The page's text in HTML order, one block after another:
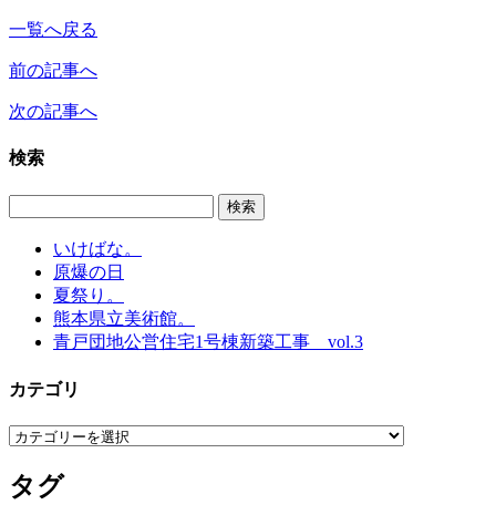
一覧へ戻る
前の記事へ
次の記事へ
検索
いけばな。
原爆の日
夏祭り。
熊本県立美術館。
青戸団地公営住宅1号棟新築工事 vol.3
カテゴリ
カ
ゴ
リ
タグ